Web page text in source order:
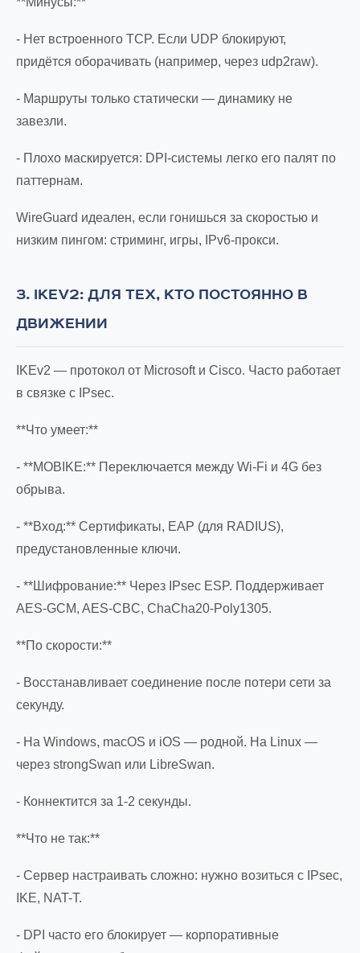
- Нет встроенного TCP. Если UDP блокируют,
придётся оборачивать (например, через udp2raw).
- Маршруты только статически — динамику не
завезли.
- Плохо маскируется: DPI-системы легко его палят по
паттернам.
WireGuard идеален, если гонишься за скоростью и
низким пингом: стриминг, игры, IPv6-прокси.
3. IKEV2: ДЛЯ ТЕХ, КТО ПОСТОЯННО В
ДВИЖЕНИИ
IKEv2 — протокол от Microsoft и Cisco. Часто работает
в связке с IPsec.
**Что умеет:**
- **MOBIKE:** Переключается между Wi-Fi и 4G без
обрыва.
- **Вход:** Сертификаты, EAP (для RADIUS),
предустановленные ключи.
- **Шифрование:** Через IPsec ESP. Поддерживает
AES-GCM, AES-CBC, ChaCha20-Poly1305.
**По скорости:**
- Восстанавливает соединение после потери сети за
секунду.
- На Windows, macOS и iOS — родной. На Linux —
через strongSwan или LibreSwan.
- Коннектится за 1-2 секунды.
**Что не так:**
- Сервер настраивать сложно: нужно возиться с IPsec,
IKE, NAT-T.
- DPI часто его блокирует — корпоративные